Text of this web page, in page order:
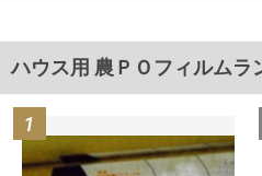
ハウス用 農ＰＯフィルムラ